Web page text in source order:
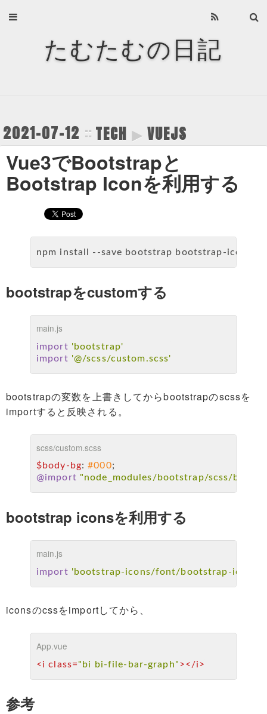
たむたむの日記
2021-07-12 TECH ▶ VUEJS
Vue3でBootstrapと
Bootstrap Iconを利用する
npm install --save bootstrap bootstrap-icons
bootstrapをcustomする
main.js
import 'bootstrap'
import '@/scss/custom.scss'
bootstrapの変数を上書きしてからbootstrapのscssを
importすると反映される。
scss/custom.scss
$body-bg: #000;
@import "node_modules/bootstrap/scss/
bootstrap iconsを利用する
main.js
import 'bootstrap-icons/font/bootstrap-
iconsのcssをimportしてから、
App.vue
<i class="bi bi-file-bar-graph"></i>
参考
Home
About
Recents
Categories
Tags
Tag Cloud